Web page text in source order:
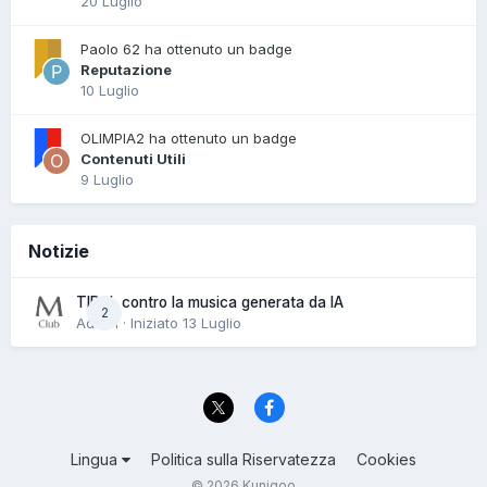
Paolo 62 ha ottenuto un badge
Reputazione
10 Luglio
OLIMPIA2 ha ottenuto un badge
Contenuti Utili
9 Luglio
Notizie
2
TIDAL contro la musica generata da IA
Admin · Iniziato 13 Luglio
Lingua Politica sulla Riservatezza Cookies